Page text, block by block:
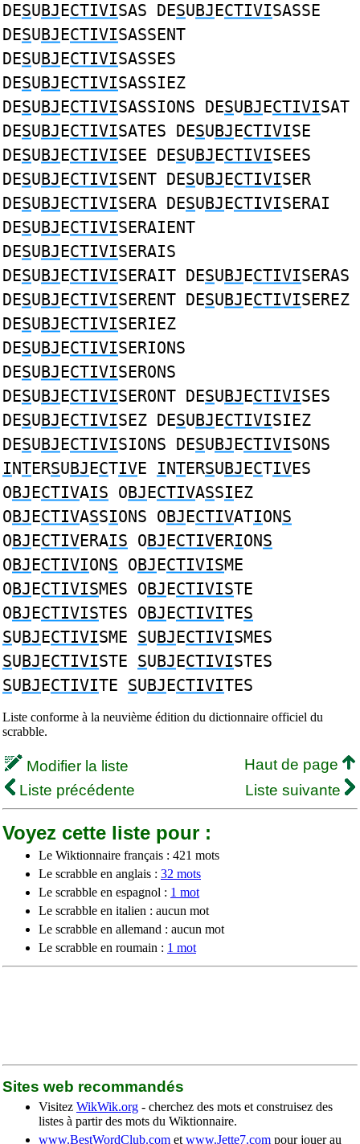
DESUBJECTIVISAS DESUBJECTIVISASSE
DESUBJECTIVISASSENT
DESUBJECTIVISASSES
DESUBJECTIVISASSIEZ
DESUBJECTIVISASSIONS DESUBJECTIVISAT
DESUBJECTIVISATES DESUBJECTIVISE
DESUBJECTIVISEE DESUBJECTIVISEES
DESUBJECTIVISENT DESUBJECTIVISER
DESUBJECTIVISERA DESUBJECTIVISERAI
DESUBJECTIVISERAIENT
DESUBJECTIVISERAIS
DESUBJECTIVISERAIT DESUBJECTIVISERAS
DESUBJECTIVISERENT DESUBJECTIVISEREZ
DESUBJECTIVISERIEZ
DESUBJECTIVISERIONS
DESUBJECTIVISERONS
DESUBJECTIVISERONT DESUBJECTIVISES
DESUBJECTIVISEZ DESUBJECTIVISIEZ
DESUBJECTIVISIONS DESUBJECTIVISONS
INTERSUBJECTIVE INTERSUBJECTIVES
OBJECTIVAIS OBJECTIVASSIEZ
OBJECTIVASSIONS OBJECTIVATIONS
OBJECTIVERAIS OBJECTIVERIONS
OBJECTIVIONS OBJECTIVISME
OBJECTIVISMES OBJECTIVISTE
OBJECTIVISTES OBJECTIVITES
SUBJECTIVISME SUBJECTIVISMES
SUBJECTIVISTE SUBJECTIVISTES
SUBJECTIVITE SUBJECTIVITES
Liste conforme à la neuvième édition du dictionnaire officiel du
scrabble.
Modifier la liste
Haut de page
Liste précédente
Liste suivante
Voyez cette liste pour :
Le Wiktionnaire français : 421 mots
Le scrabble en anglais : 32 mots
Le scrabble en espagnol : 1 mot
Le scrabble en italien : aucun mot
Le scrabble en allemand : aucun mot
Le scrabble en roumain : 1 mot
Sites web recommandés
Visitez WikWik.org - cherchez des mots et construisez des
listes à partir des mots du Wiktionnaire.
www.BestWordClub.com et www.Jette7.com pour jouer au